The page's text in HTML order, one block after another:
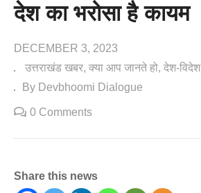
देश का भरोसा है कायम
DECEMBER 3, 2023
उत्तराखंड खबर क्या आप जानते हो देश-विदेश
By Devbhoomi Dialogue
0 Comments
Share this news